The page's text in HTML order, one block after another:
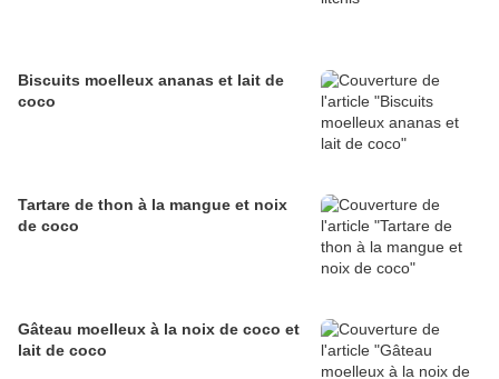
Biscuits moelleux ananas et lait de
coco
Tartare de thon à la mangue et noix
de coco
Gâteau moelleux à la noix de coco et
lait de coco